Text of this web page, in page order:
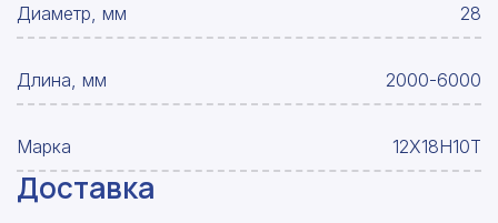
Диаметр, мм 28
Длина, мм 2000-6000
Марка 12Х18Н10Т
Доставка